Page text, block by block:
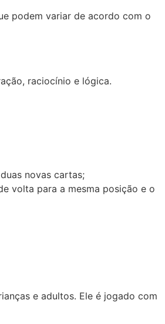
podem variar de acordo com o
raciocínio e lógica.
novas cartas;
volta para a mesma posição e o
e adultos. Ele é jogado com